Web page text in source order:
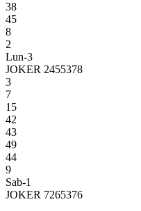
38
45
8
2
Lun-3
JOKER 2455378
3
7
15
42
43
49
44
9
Sab-1
JOKER 7265376